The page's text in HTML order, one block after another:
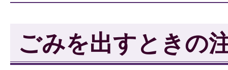
ごみを出すときの